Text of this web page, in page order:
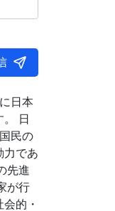
日本
日
民の
力であ
先進
が行
的・